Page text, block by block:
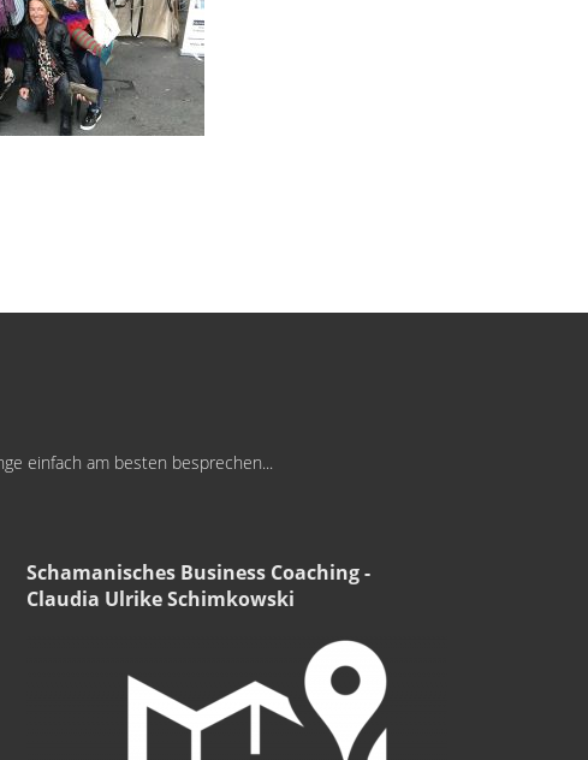
einfach am besten besprechen...
Schamanisches Business Coaching -
Claudia Ulrike Schimkowski